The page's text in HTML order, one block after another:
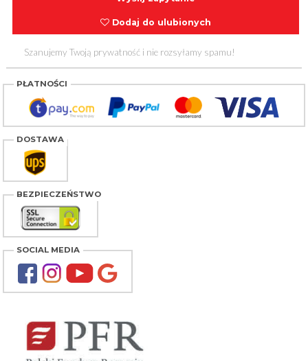
Dodaj do ulubionych
Szanujemy Twoją prywatność i nie rozsyłamy spamu!
PŁATNOŚCI
DOSTAWA
BEZPIECZEŃSTWO
SOCIAL MEDIA